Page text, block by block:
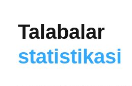
Talabalar
statistikasi